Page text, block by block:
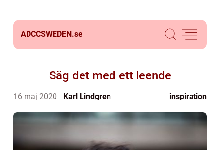
ADCCSWEDEN.se
Säg det med ett leende
16 maj 2020 Karl Lindgren inspiration